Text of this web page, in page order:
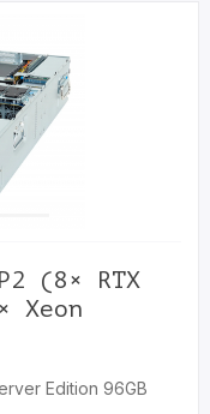
(8× RTX
Xeon
Edition 96GB